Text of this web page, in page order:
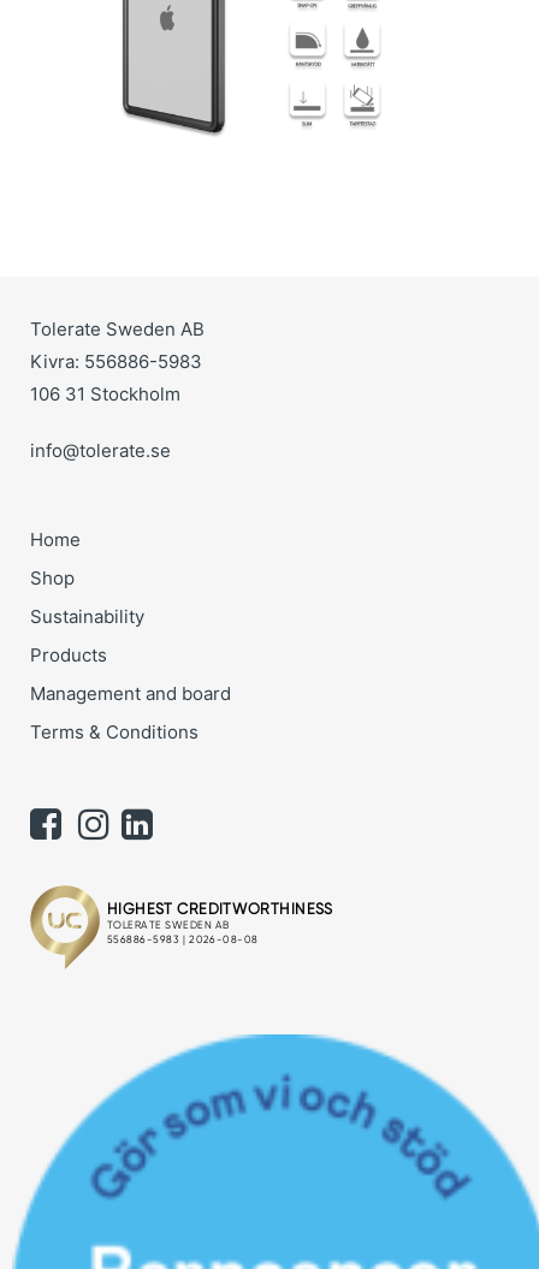
Tolerate Sweden AB
Kivra: 556886-5983
106 31 Stockholm
info@tolerate.se
Home
Shop
Sustainability
Products
Management and board
Terms & Conditions